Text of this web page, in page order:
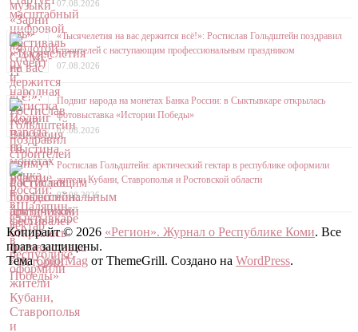
07.08.2026
«Тысячелетия на вас держится всё!»: Ростислав Гольдштейн поздравил
строителей с наступающим профессиональным праздником
07.08.2026
Подвиг народа на монетах Банка России: в Сыктывкаре открылась
фотовыставка «Истории Победы»
07.08.2026
Ростислав Гольдштейн: арктический гектар в республике оформили
жители Кубани, Ставрополья и Ростовской области
07.08.2026
Копирайт © 2026 «Регион». Журнал о Республике Коми. Все
права защищены.
ТемаColorMag от ThemeGrill. Создано на WordPress.